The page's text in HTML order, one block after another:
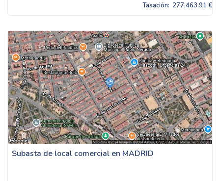
Tasación: 277,463.91 €
Subasta de local comercial en MADRID